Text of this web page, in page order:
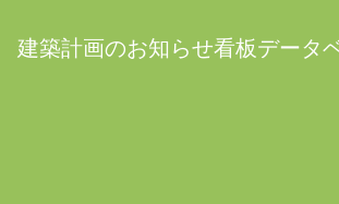
建築計画のお知らせ看板データ